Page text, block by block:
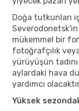
Doğa tutkunları
mükemmel bir
fotoğrafçılık
yürüyüşün
aylardaki hava
yardımcı
Yüksek